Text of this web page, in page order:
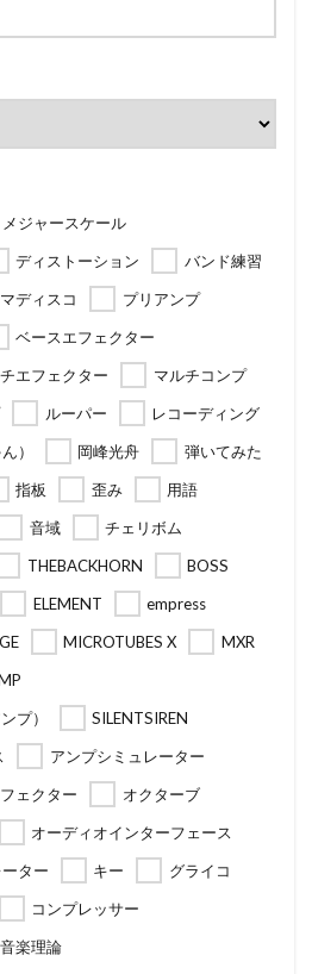
メジャースケール
ディストーション
バンド練習
ディスコ
プリアンプ
ベースエフェクター
エフェクター
マルチコンプ
ルーパー
レコーディング
）
岡峰光舟
弾いてみた
指板 歪み
用語
音域
チェリボム
THEBACKHORN
BOSS
ELEMENT
empress
MICROTUBES X
MXR
プ）
SILENTSIREN
アンプシミュレーター
ェクター
オクターブ
オーディオインターフェース
ター
キー
グライコ
コンプレッサー
音楽理論